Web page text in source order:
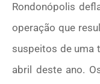
Rondonópolis
operação que
suspeitos de uma
abril deste ano.